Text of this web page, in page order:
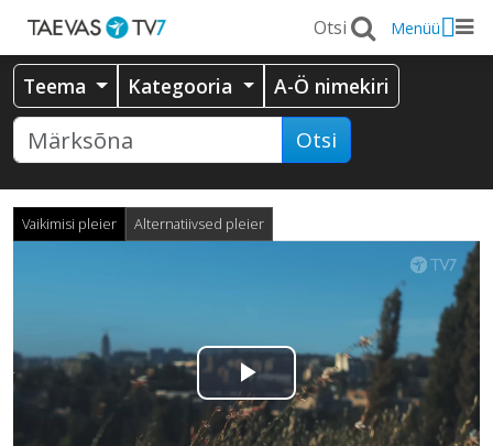
Menüü
Teema Kategooria A-Ö nimekiri
Otsi
Vaikimisi pleier Alternatiivsed pleier
Esita